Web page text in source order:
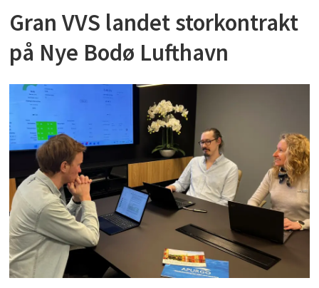
Gran VVS landet storkontrakt
på Nye Bodø Lufthavn